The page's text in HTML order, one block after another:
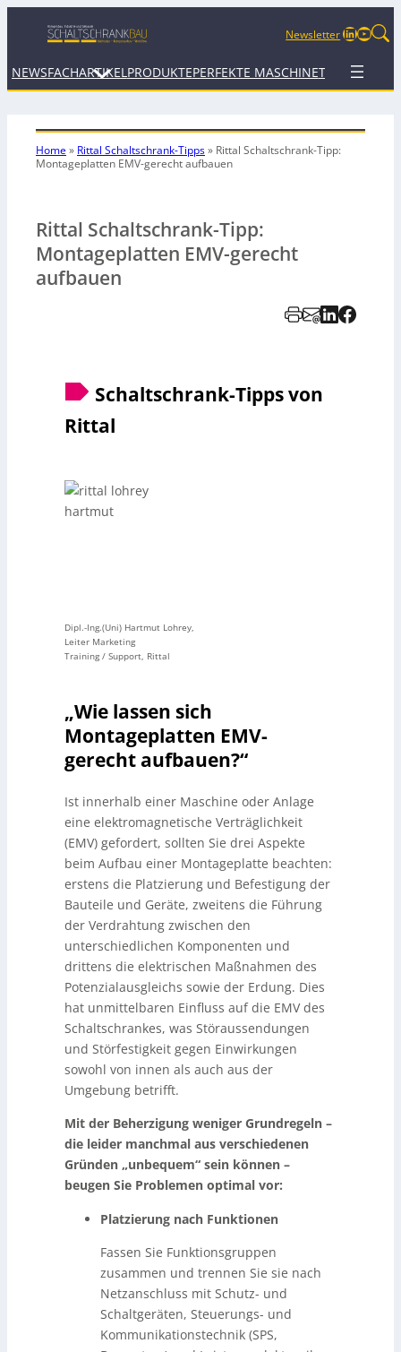
NewsletterLinkedIn
NEWSFACHARTIKEL PRODUKTEPERFEKTE MASCHINETERMINE
Home» Rittal Schaltschrank-Tipps» Rittal Schaltschrank-Tipp:
Montageplatten EMV-gerecht aufbauen
Rittal Schaltschrank-Tipp:
Montageplatten EMV-gerecht
aufbauen
Schaltschrank-Tipps von
Rittal
Dipl.-Ing.(Uni) Hartmut Lohrey,
Leiter Marketing
Training / Support, Rittal
„Wie lassen sich
Montageplatten EMV-
gerecht aufbauen?“
Ist innerhalb einer Maschine oder Anlage
eine elektromagnetische Verträglichkeit
(EMV) gefordert, sollten Sie drei Aspekte
beim Aufbau einer Montageplatte beachten:
erstens die Platzierung und Befestigung der
Bauteile und Geräte, zweitens die Führung
der Verdrahtung zwischen den
unterschiedlichen Komponenten und
drittens die elektrischen Maßnahmen des
Potenzialausgleichs sowie der Erdung. Dies
hat unmittelbaren Einfluss auf die EMV des
Schaltschrankes, was Störaussendungen
und Störfestigkeit gegen Einwirkungen
sowohl von innen als auch aus der
Umgebung betrifft.
Mit der Beherzigung weniger Grundregeln –
die leider manchmal aus verschiedenen
Gründen „unbequem“ sein können –
beugen Sie Problemen optimal vor:
Platzierung nach Funktionen
Fassen Sie Funktionsgruppen
zusammen und trennen Sie sie nach
Netzanschluss mit Schutz- und
Schaltgeräten, Steuerungs- und
Kommunikationstechnik (SPS,